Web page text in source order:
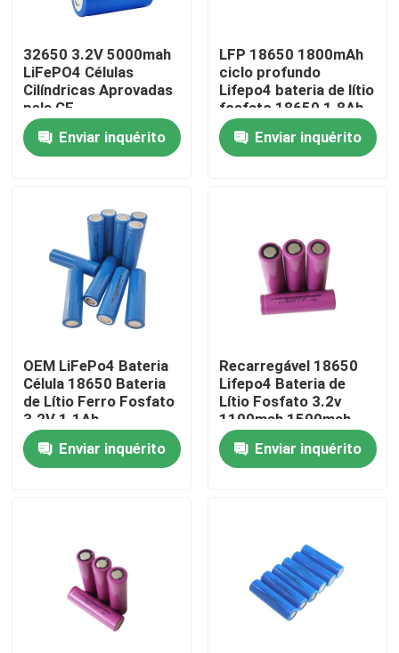
Casa
Show de RV
Quem Somos
Fábrica
Controle de Qualidade
Todos os casos
32650 3.2V 5000mah
LiFePO4 Células
Cilíndricas Aprovadas
pela CE
Enviar inquérito
LFP 18650 1800mAh
ciclo profundo
Lifepo4 bateria de lítio
fosfato 18650 1.8Ah
3.2v
Enviar inquérito
OEM LiFePo4 Bateria
Célula 18650 Bateria
de Lítio Ferro Fosfato
3.2V 1.1Ah
Enviar inquérito
Recarregável 18650
Lifepo4 Bateria de
Lítio Fosfato 3.2v
1100mah 1500mah
1800mah
Enviar inquérito